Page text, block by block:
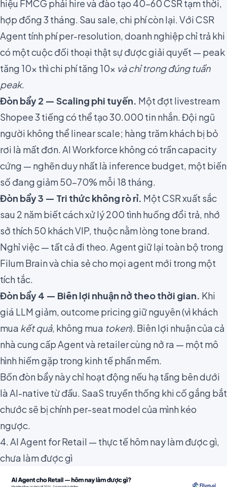
hiệu FMCG phải hire và đào tạo 40–60 CSR tạm thời,
hợp đồng 3 tháng. Sau sale, chi phí còn lại. Với CSR
Agent tính phí per-resolution, doanh nghiệp chỉ trả khi
có một cuộc đối thoại thật sự được giải quyết — peak
tăng 10× thì chi phí tăng 10× và chỉ trong đúng tuần
peak.
Đòn bẩy 2 — Scaling phi tuyến. Một đợt livestream
Shopee 3 tiếng có thể tạo 30.000 tin nhắn. Đội ngũ
người không thể linear scale; hàng trăm khách bị bỏ
rơi là mất đơn. AI Workforce không có trần capacity
cứng — nghẽn duy nhất là inference budget, một biến
số đang giảm 50–70% mỗi 18 tháng.
Đòn bẩy 3 — Tri thức không rò rỉ. Một CSR xuất sắc
sau 2 năm biết cách xử lý 200 tình huống đổi trả, nhớ
sở thích 50 khách VIP, thuộc nằm lòng tone brand.
Nghỉ việc — tất cả đi theo. Agent giữ lại toàn bộ trong
Filum Brain và chia sẻ cho mọi agent mới trong một
tích tắc.
Đòn bẩy 4 — Biên lợi nhuận nở theo thời gian. Khi
giá LLM giảm, outcome pricing giữ nguyên (vì khách
mua kết quả, không mua token). Biên lợi nhuận của cả
nhà cung cấp Agent và retailer cùng nở ra — một mô
hình hiếm gặp trong kinh tế phần mềm.
Bốn đòn bẩy này chỉ hoạt động nếu hạ tầng bên dưới
là AI-native từ đầu. SaaS truyền thống khi cố gắng bắt
chước sẽ bị chính per-seat model của mình kéo
ngược.
4. AI Agent for Retail — thực tế hôm nay làm được gì,
chưa làm được gì